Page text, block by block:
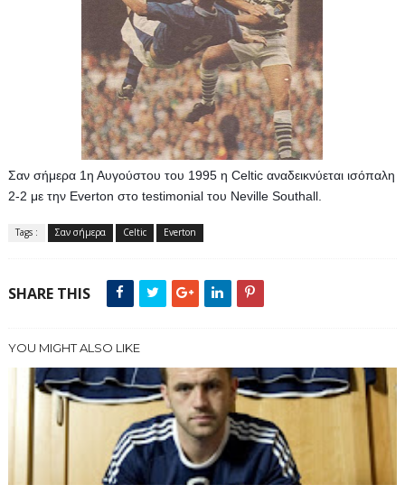
Σαν σήμερα 1η Αυγούστου του 1995 η Celtic αναδεικνύεται ισόπαλη
2-2 με την Everton στο testimonial του Neville Southall.
Tags : Σαν σήμερα Celtic Everton
SHARE THIS
YOU MIGHT ALSO LIKE